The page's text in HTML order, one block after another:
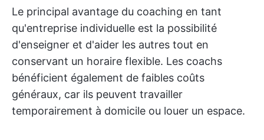
Le principal avantage du coaching en tant
qu'entreprise individuelle est la possibilité
d'enseigner et d'aider les autres tout en
conservant un horaire flexible. Les coachs
bénéficient également de faibles coûts
généraux, car ils peuvent travailler
temporairement à domicile ou louer un espace.